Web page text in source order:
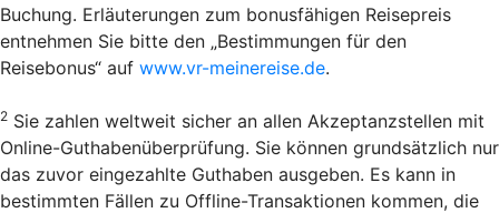
Buchung. Erläuterungen zum bonusfähigen Reisepreis
entnehmen Sie bitte den „Bestimmungen für den
Reisebonus“ auf www.vr-meinereise.de.
2 Sie zahlen weltweit sicher an allen Akzeptanzstellen mit
Online-Guthabenüberprüfung. Sie können grundsätzlich nur
das zuvor eingezahlte Guthaben ausgeben. Es kann in
bestimmten Fällen zu Offline-Transaktionen kommen, die